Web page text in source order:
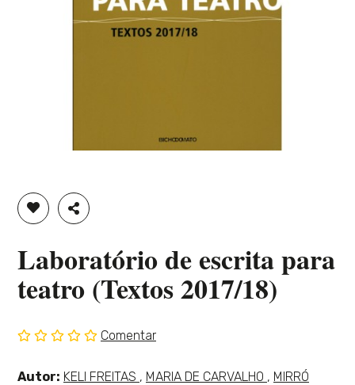
ADICIONAR À LISTA DE DESEJOS
PARTILHAR
Laboratório de escrita para
teatro (Textos 2017/18)
classificação
Comentar
Autor: Ver
KELI FREITAS , Ver
MARIA DE CARVALHO , Ver
MIRRÓ